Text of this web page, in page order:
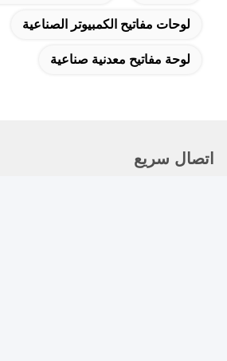
لوحات مفاتيح الكمبيوتر الصناعية
لوحة مفاتيح معدنية صناعية
اتصال سريع